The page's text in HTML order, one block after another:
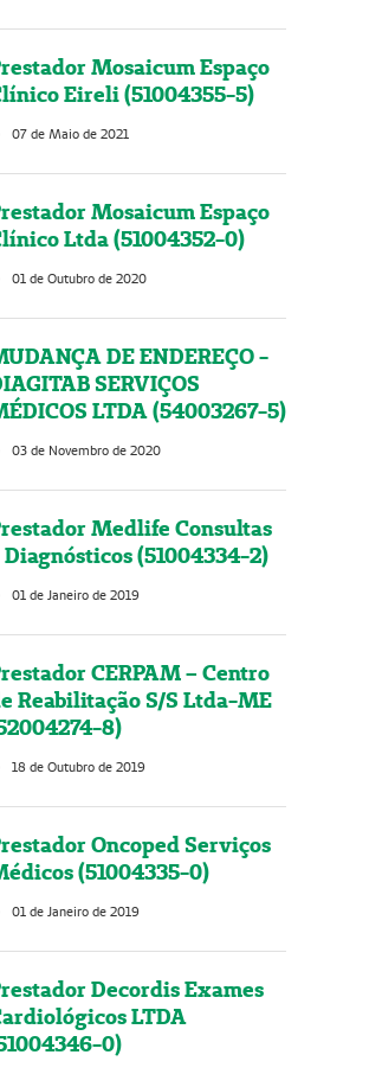
Mosaicum Espaço
Eireli (51004355-5)
07 de Maio de 2021
Mosaicum Espaço
Ltda (51004352-0)
01 de Outubro de 2020
DE ENDEREÇO -
SERVIÇOS
LTDA (54003267-5)
03 de Novembro de 2020
Medlife Consultas
Diagnósticos (51004334-2)
01 de Janeiro de 2019
CERPAM – Centro
Reabilitação S/S Ltda-ME
8)
18 de Outubro de 2019
Oncoped Serviços
(51004335-0)
01 de Janeiro de 2019
Decordis Exames
LTDA
0)